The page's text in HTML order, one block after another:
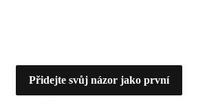
Přidejte svůj názor jako první